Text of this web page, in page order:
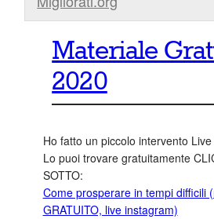
Materiale
2020
Ho fatto un piccolo intervento
Lo puoi trovare gratuitamente
SOTTO:
Come prosperare in tempi difficili
GRATUITO, live instagram)